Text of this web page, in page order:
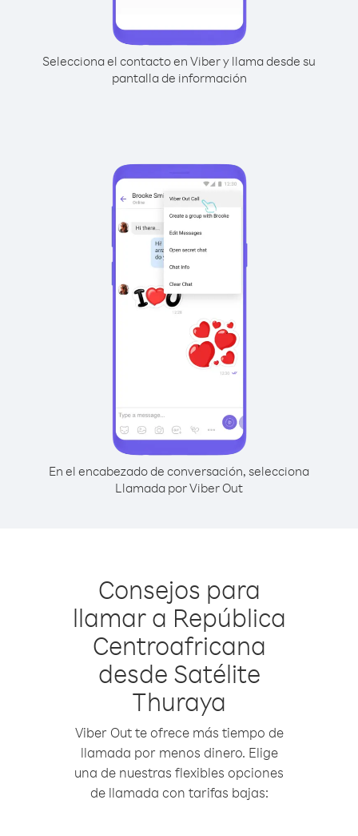
Selecciona el contacto en Viber y llama desde su
pantalla de información
En el encabezado de conversación, selecciona
Llamada por Viber Out
Consejos para
llamar a República
Centroafricana
desde Satélite
Thuraya
Viber Out te ofrece más tiempo de
llamada por menos dinero. Elige
una de nuestras flexibles opciones
de llamada con tarifas bajas: